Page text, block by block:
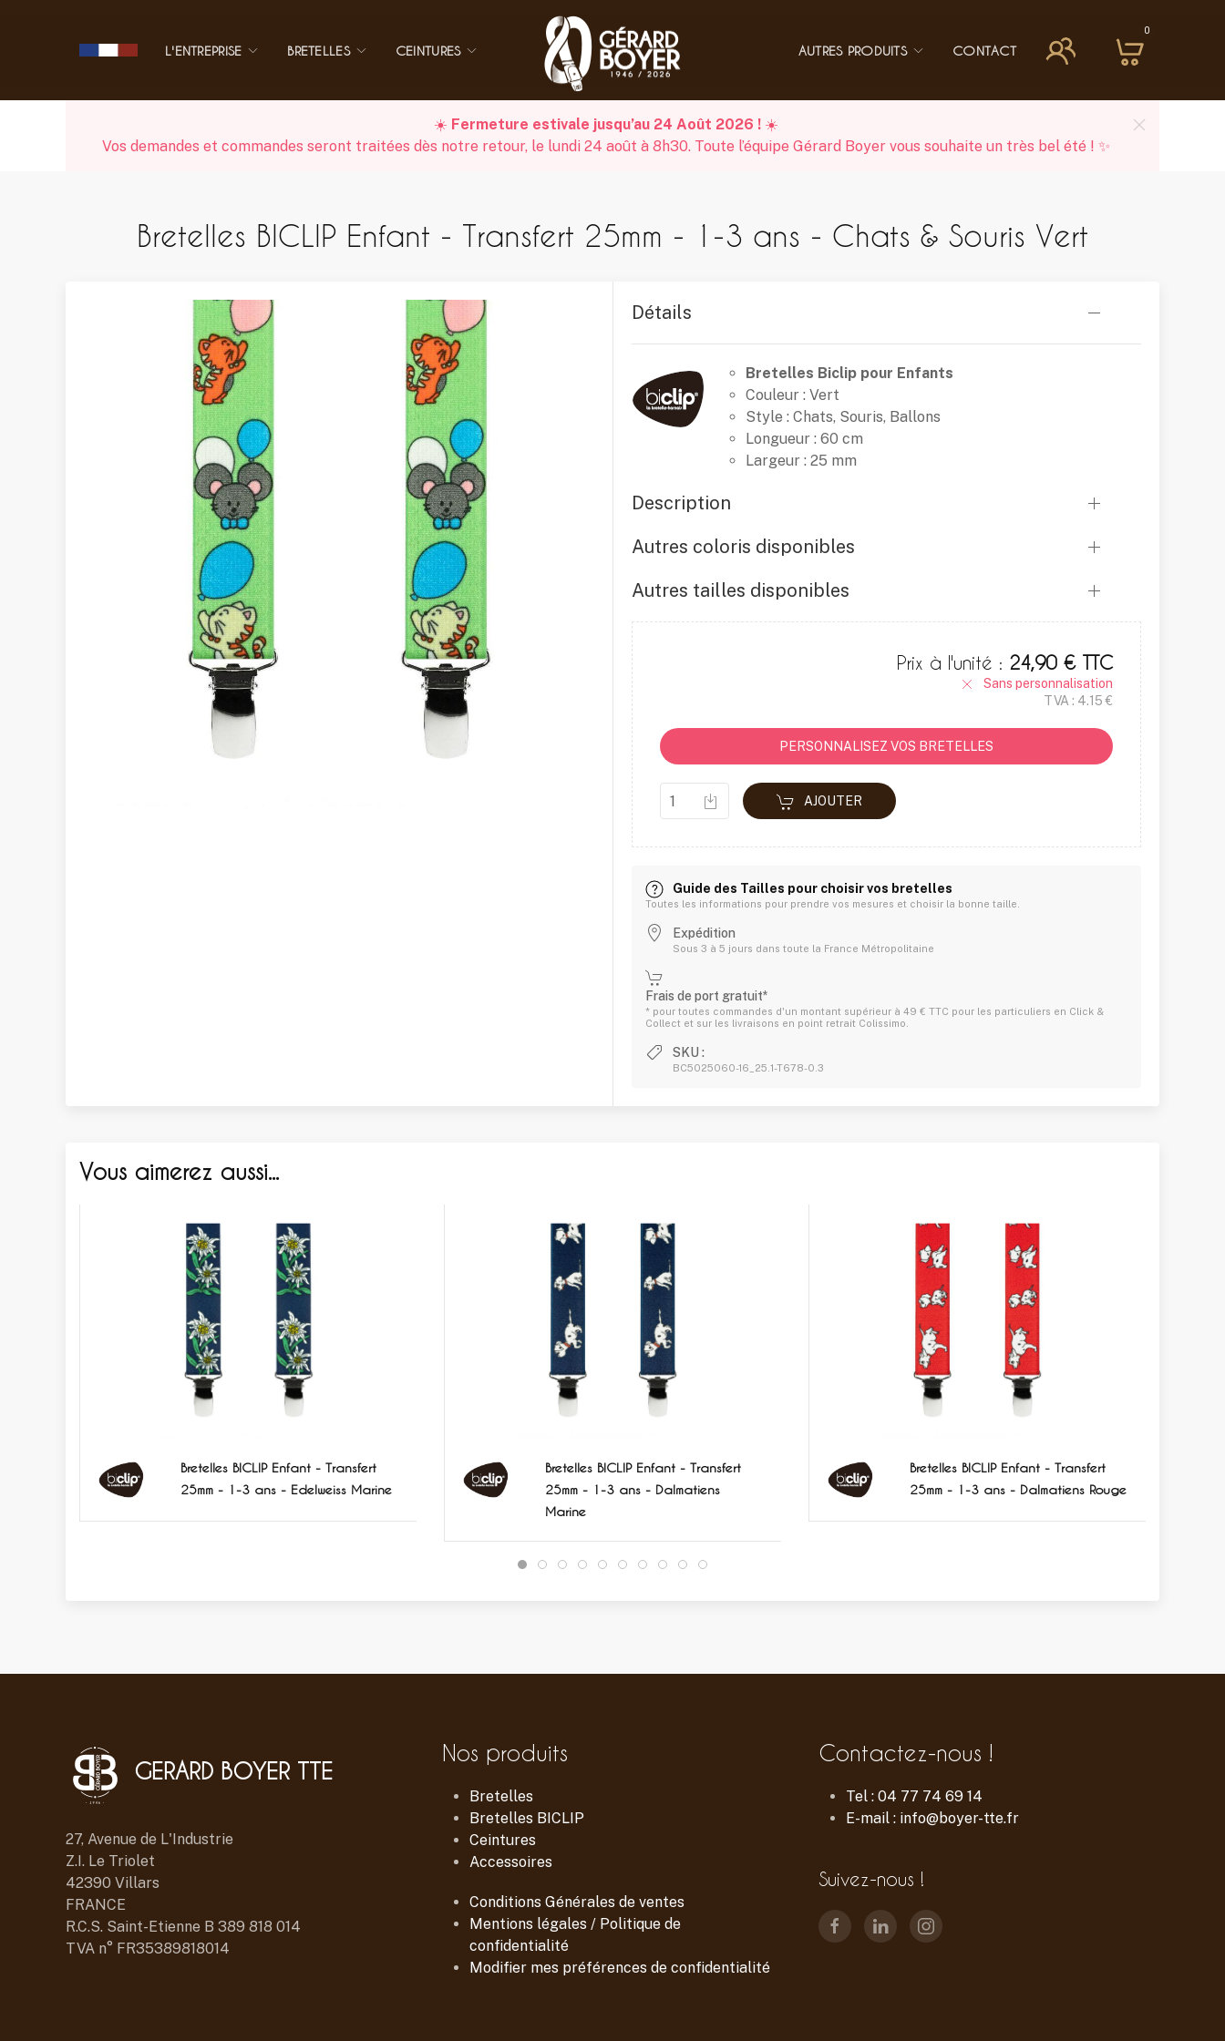
L'ENTREPRISE BRETELLES CEINTURES AUTRES PRODUITS CONTACT
0
☀️ Fermeture estivale jusqu’au 24 Août 2026 ! ☀️
Vos demandes et commandes seront traitées dès notre retour, le lundi 24 août à 8h30. Toute l’équipe Gérard Boyer vous souhaite un très bel été ! ✨
Bretelles BICLIP Enfant - Transfert 25mm - 1-3 ans - Chats & Souris Vert
Détails
Bretelles Biclip pour Enfants
Couleur : Vert
Style : Chats, Souris, Ballons
Longueur : 60 cm
Largeur : 25 mm
Description
Autres coloris disponibles
Autres tailles disponibles
Prix à l'unité : 24,90 € TTC
Sans personnalisation
TVA : 4.15 €
PERSONNALISEZ VOS BRETELLES
AJOUTER
Guide des Tailles pour choisir vos bretelles
Toutes les informations pour prendre vos mesures et choisir la bonne taille.
Expédition
Sous 3 à 5 jours dans toute la France Métropolitaine
Frais de port gratuit*
* pour toutes commandes d'un montant supérieur à 49 € TTC pour les particuliers en Click &
Collect et sur les livraisons en point retrait Colissimo.
SKU :
BC5025060-16_25.1-T678-0.3
Vous aimerez aussi...
Bretelles BICLIP Enfant - Transfert
25mm - 1-3 ans - Edelweiss Marine
Bretelles BICLIP Enfant - Transfert
25mm - 1-3 ans - Dalmatiens
Marine
Bretelles BICLIP Enfant - Transfert
25mm - 1-3 ans - Dalmatiens Rouge
GERARD BOYER TTE
27, Avenue de L'Industrie
Z.I. Le Triolet
42390 Villars
FRANCE
R.C.S. Saint-Etienne B 389 818 014
TVA n° FR35389818014
Nos produits
Bretelles
Bretelles BICLIP
Ceintures
Accessoires
Conditions Générales de ventes
Mentions légales / Politique de
confidentialité
Modifier mes préférences de confidentialité
Contactez-nous !
Tel : 04 77 74 69 14
E-mail : info@boyer-tte.fr
Suivez-nous !